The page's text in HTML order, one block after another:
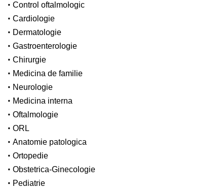
Control oftalmologic
Cardiologie
Dermatologie
Gastroenterologie
Chirurgie
Medicina de familie
Neurologie
Medicina interna
Oftalmologie
ORL
Anatomie patologica
Ortopedie
Obstetrica-Ginecologie
Pediatrie